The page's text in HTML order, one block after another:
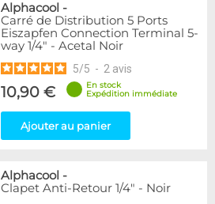
Alphacool -
Carré de Distribution 5 Ports
Eiszapfen Connection Terminal 5-
way 1/4" - Acetal Noir
5/5 - 2 avis
10,90 €
En stock
Expédition immédiate
Ajouter au panier
Alphacool -
Clapet Anti-Retour 1/4" - Noir